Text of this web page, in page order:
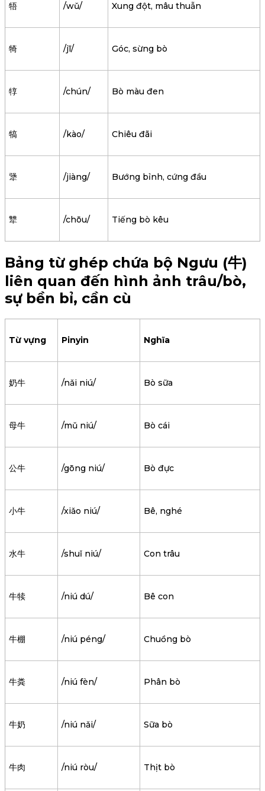
牾 /wǔ/ Xung đột, mâu thuẫn
犄 /jī/ Góc, sừng bò
犉 /chún/ Bò màu đen
犒 /kào/ Chiêu đãi
犟 /jiàng/ Bướng bỉnh, cứng đầu
犨 /chōu/ Tiếng bò kêu
Bảng từ ghép chứa bộ Ngưu (牛)
liên quan đến hình ảnh trâu/bò,
sự bền bỉ, cần cù
Từ vựng Pinyin Nghĩa
奶牛 /nǎi niú/ Bò sữa
母牛 /mǔ niú/ Bò cái
公牛 /gōng niú/ Bò đực
小牛 /xiǎo niú/ Bê, nghé
水牛 /shuǐ niú/ Con trâu
牛犊 /niú dú/ Bê con
牛棚 /niú péng/ Chuồng bò
牛粪 /niú fèn/ Phân bò
牛奶 /niú nǎi/ Sữa bò
牛肉 /niú ròu/ Thịt bò